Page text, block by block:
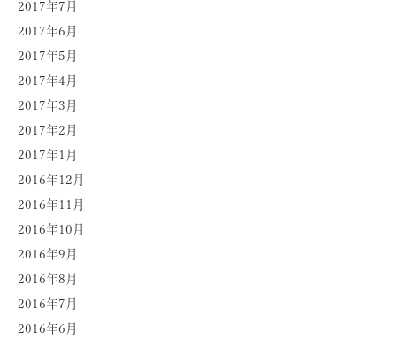
2017年7月
2017年6月
2017年5月
2017年4月
2017年3月
2017年2月
2017年1月
2016年12月
2016年11月
2016年10月
2016年9月
2016年8月
2016年7月
2016年6月